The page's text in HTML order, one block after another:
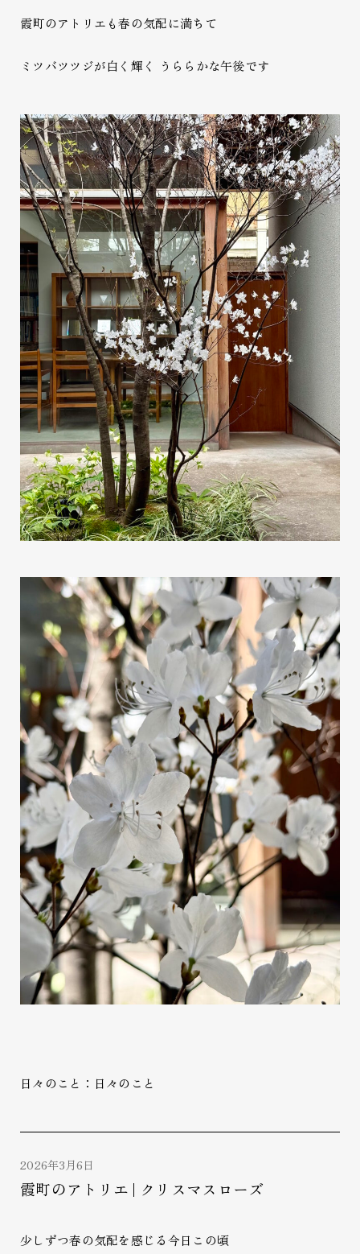
霞町のアトリエも春の気配に満ちて
ミツバツツジが白く輝く うららかな午後です
日々のこと：日々のこと
2026年3月6日
霞町のアトリエ | クリスマスローズ
少しずつ春の気配を感じる今日この頃